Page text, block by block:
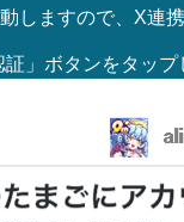
しますので、X連
」ボタンをタップ